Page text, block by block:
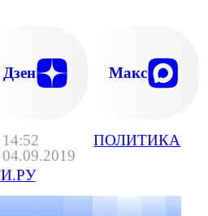
14:52
04.09.2019
ПОЛИТИКА
Дзен Макс